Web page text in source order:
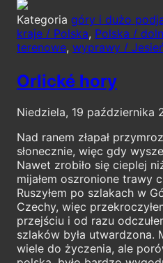
Kategoria góry i dużo
kraje / Polska, Polska /
terenowe, wyprawy /
Orlické hory
Niedziela, 19 października
Nad ranem złapał
słonecznie, więc gdy
Nawet zrobiło się cieplej
mijałem oszronione trawy
Ruszyłem po szlakach w
Czechy, więc
przejściu i od razu
szlaków była utwardzona.
wiele do życzenia, ale